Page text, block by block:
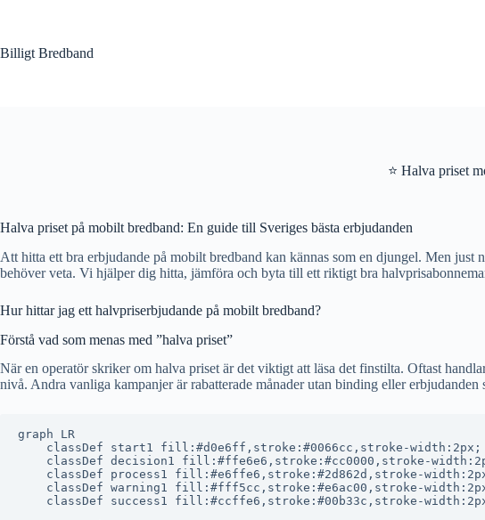
Billigt Bredband
⭐ Halva priset
Halva priset på mobilt bredband: En guide till Sveriges bästa erbjudanden
Att hitta ett bra erbjudande på mobilt bredband kan kännas som en djungel. Men
behöver veta. Vi hjälper dig hitta, jämföra och byta till ett riktigt bra
Hur hittar jag ett halvpriserbjudande på mobilt bredband?
Förstå vad som menas med ”halva priset”
När en operatör skriker om halva priset är det viktigt att läsa det finstilta. Oftast
nivå. Andra vanliga kampanjer är rabatterade månader utan binding eller
graph LR
    classDef start1 fill:#d0e6ff,stroke:#0066cc,stroke-width:2px;
classDef decision1 fill:#ffe6e6,stroke:#cc0000,stroke-
classDef process1 fill:#e6ffe6,stroke:#2d862d,stroke-
classDef warning1 fill:#fff5cc,stroke:#e6ac00,stroke-
classDef success1 fill:#ccffe6,stroke:#00b33c,stroke-